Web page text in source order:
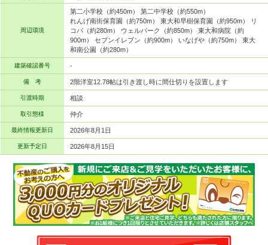
周辺環境
第二小学校（約450m） 第二中学校（約550m）
れんげ南街保育園（約750m） 東大和早樹保育園（約950m） リ
コパ（約280m） ウェルパーク（約850m） 東大和病院（約
900m） セブンイレブン（約900m） いなげや（約750m） 東大
和南公園（約280m）
建築確認番号 -
備 考 2階洋室12.78帖は引き渡し時に間仕切りを設置します
引渡時期 相談
取引態様 仲介
最終情報更新日 2026年8月1日
更新予定日 2026年8月15日